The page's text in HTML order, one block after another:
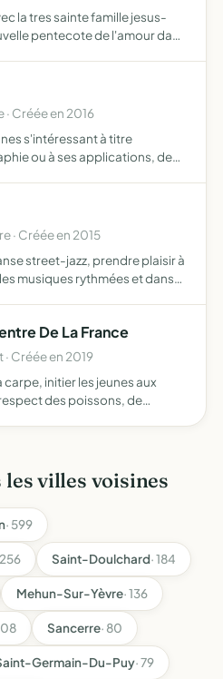
la tres sainte famille jesus-
pentecote de l'amour dans
· Créée en 2016
s'intéressant à titre
ou à ses applications, de
· Créée en 2015
street-jazz, prendre plaisir à
musiques rythmées et dans
De La France
Créée en 2019
initier les jeunes aux
des poissons, de
villes voisines
· 599
256 Saint-Doulchard· 184
Mehun-Sur-Yèvre· 136
Sancerre· 80
Germain-Du-Puy· 79